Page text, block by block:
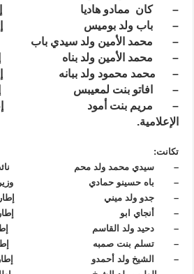
– كان ممادو هاديا
– باب ولد بوميس
– محمد الأمين ولد سيدي باب
– محمد الأمين ولد بناه
– محمد محمود ولد ببانه
– افاتو بنت لمعيبس
– مريم بنت أمود إطار
الإعلامية.
تكانت:
– سيدي محمد ولد محم
– باه حسينو حمادي وزير
– جدو ولد ميني إطار
– أنجاي ابو إطار
– دحيد ولد القاسم
– تسلم بنت صمبه
– الشيخ ولد أحمدو إطار